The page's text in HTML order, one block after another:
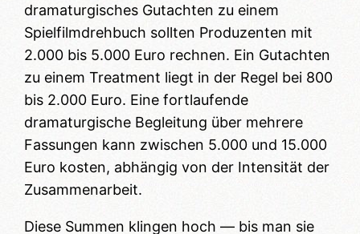
dramaturgisches Gutachten zu einem
Spielfilmdrehbuch sollten Produzenten mit
2.000 bis 5.000 Euro rechnen. Ein Gutachten
zu einem Treatment liegt in der Regel bei 800
bis 2.000 Euro. Eine fortlaufende
dramaturgische Begleitung über mehrere
Fassungen kann zwischen 5.000 und 15.000
Euro kosten, abhängig von der Intensität der
Zusammenarbeit.
Diese Summen klingen hoch — bis man sie